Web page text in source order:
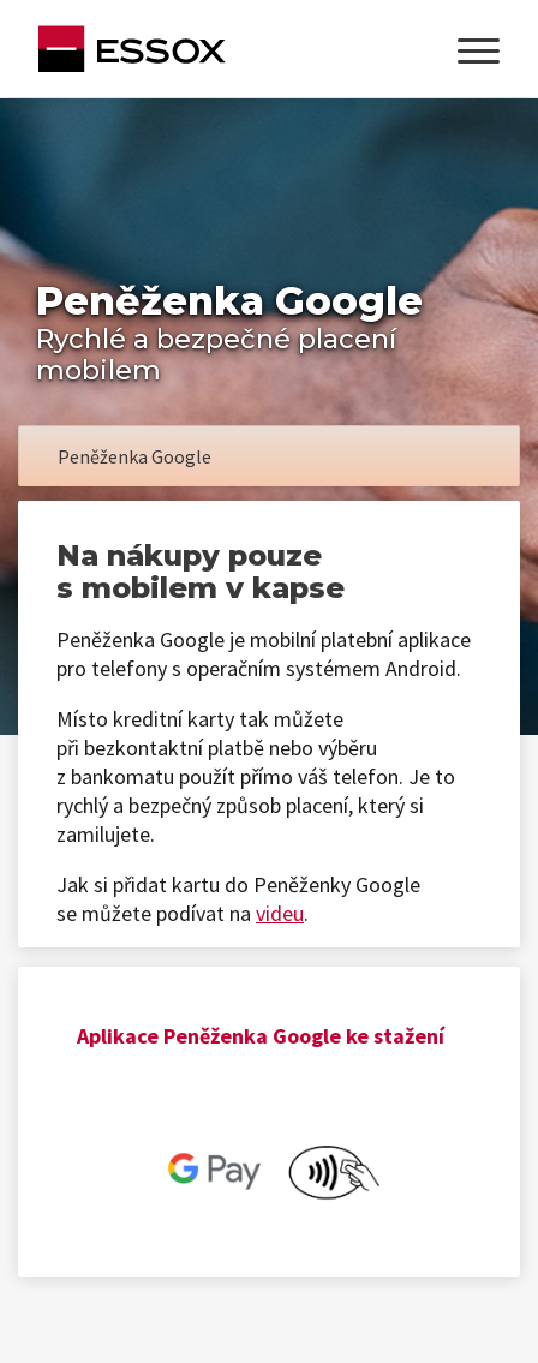
Peněženka Google
Rychlé a bezpečné placení
mobilem
Peněženka Google
Na nákupy pouze
s mobilem v kapse
Peněženka Google je mobilní platební aplikace
pro telefony s operačním systémem Android.
Místo kreditní karty tak můžete
při bezkontaktní platbě nebo výběru
z bankomatu použít přímo váš telefon. Je to
rychlý a bezpečný způsob placení, který si
zamilujete.
Jak si přidat kartu do Peněženky Google
se můžete podívat na videu.
Aplikace Peněženka Google ke stažení